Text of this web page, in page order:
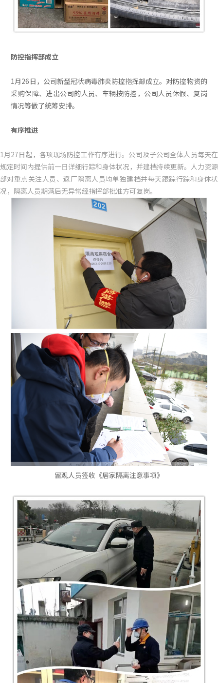
防控指挥部成立
1月26日，公司新型冠状病毒肺炎防控指挥部成立。对防控物资的
采购保障、进出公司的人员、车辆按防控，公司人员休假、复岗
情况等做了统筹安排。
有序推进
1月27日起，各项现场防控工作有序进行。公司及子公司全体人员每天在
规定时间内提供前一日详细行踪和身体状况，并建档持续更新。人力资源
部对重点关注人员、返厂隔离人员均单独建档并每天跟踪行踪和身体状
况，隔离人员期满后无异常经指挥部批准方可复岗。
留观人员签收《居家隔离注意事项》